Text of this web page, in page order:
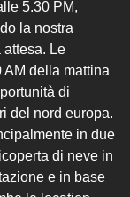
5.30 PM,
la nostra
attesa. Le
della mattina
di
del nord europa.
in due
di neve in
e in base